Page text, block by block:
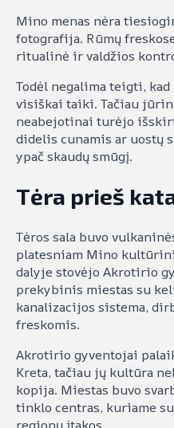
Mino menas nėra
fotografija. Rūmų
ritualinė ir valdžios
Todėl negalima teigti,
visiškai taiki. Tačiau
neabejotinai turėjo
didelis cunamis ar uostų
ypač skaudų smūgį.
Tėra prieš
Tėros sala buvo
platesniam Mino
dalyje stovėjo Akrotirio
prekybinis miestas su
kanalizacijos sistema,
freskomis.
Akrotirio gyventojai
Kreta, tačiau jų kultūra
kopija. Miestas buvo
tinklo centras, kuriame